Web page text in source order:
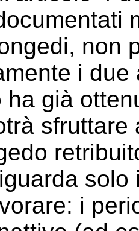
non
i
ha già
i